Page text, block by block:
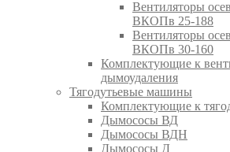
Вентиляторы
ВКОПв 25-188
Вентиляторы
ВКОПв 30-160
Комплектующие к
дымоудаления
Тягодутьевые машины
Комплектующие к
Дымососы ВД
Дымососы ВДН
Дымососы Д